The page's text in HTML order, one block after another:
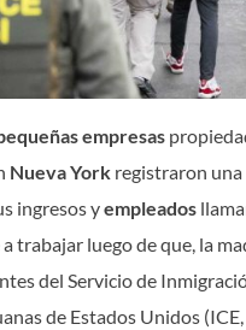
empresas
Nueva York registraron una
ingresos yempleados
trabajar luego de que, la
del Servicio de
de Estados Unidos (ICE,